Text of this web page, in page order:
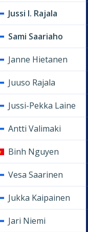
Jussi I. Rajala
Sami Saariaho
Janne Hietanen
Juuso Rajala
Jussi-Pekka Laine
Antti Valimaki
Binh Nguyen
Vesa Saarinen
Jukka Kaipainen
Jari Niemi